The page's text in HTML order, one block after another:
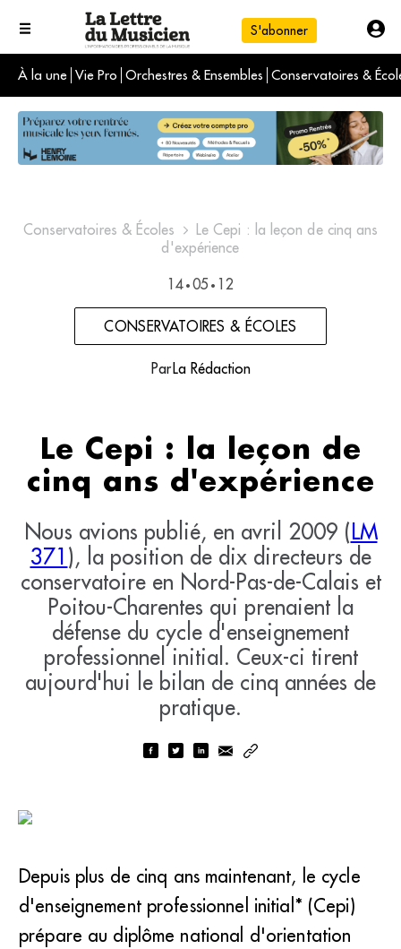
S'abonner
À la une Vie Pro Orchestres & Ensembles Conservatoires &
L'info du jour
Le numéro du mois
International
Conservatoires & Écoles
Le Cepi : la leçon de cinq ans
d'expérience
14 • 05 • 12
CONSERVATOIRES & ÉCOLES
Par La Rédaction
Le Cepi : la leçon de
cinq ans d'expérience
Nous avions publié, en avril 2009 (LM
371 ), la position de dix directeurs de
conservatoire en Nord-Pas-de-Calais et
Poitou-Charentes qui prenaient la
défense du cycle d'enseignement
professionnel initial. Ceux-ci tirent
aujourd'hui le bilan de cinq années de
pratique.
Depuis plus de cinq ans maintenant, le cycle
d'enseignement professionnel initial* (Cepi)
prépare au diplôme national d'orientation